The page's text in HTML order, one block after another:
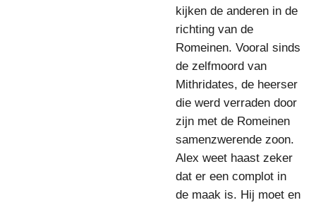
kijken de anderen in de
richting van de
Romeinen. Vooral sinds
de zelfmoord van
Mithridates, de heerser
die werd verraden door
zijn met de Romeinen
samenzwerende zoon.
Alex weet haast zeker
dat er een complot in
de maak is. Hij moet en